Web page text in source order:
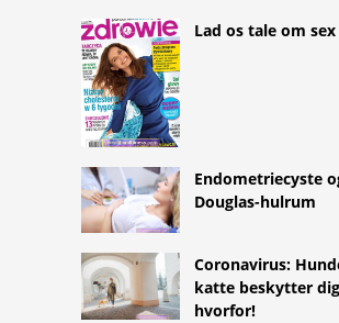
Lad os tale om sex
Endometriecyste
Douglas-hulrum
Coronavirus:
katte beskytter
hvorfor!